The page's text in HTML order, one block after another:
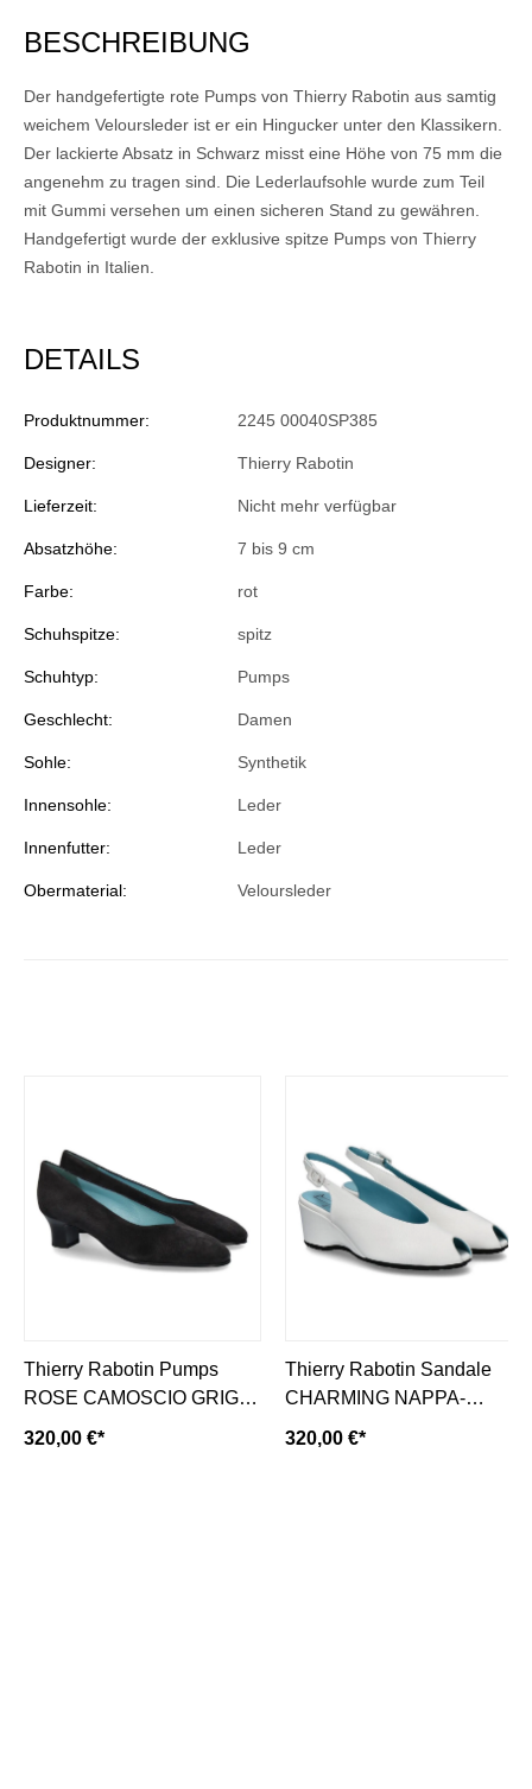
BESCHREIBUNG
Der handgefertigte rote Pumps von Thierry Rabotin aus samtig
weichem Veloursleder ist er ein Hingucker unter den Klassikern.
Der lackierte Absatz in Schwarz misst eine Höhe von 75 mm die
angenehm zu tragen sind. Die Lederlaufsohle wurde zum Teil
mit Gummi versehen um einen sicheren Stand zu gewähren.
Handgefertigt wurde der exklusive spitze Pumps von Thierry
Rabotin in Italien.
DETAILS
Produktnummer: 2245 00040SP385
Designer: Thierry Rabotin
Lieferzeit: Nicht mehr verfügbar
Absatzhöhe: 7 bis 9 cm
Farbe: rot
Schuhspitze: spitz
Schuhtyp: Pumps
Geschlecht: Damen
Sohle: Synthetik
Innensohle: Leder
Innenfutter: Leder
Obermaterial: Veloursleder
Thierry Rabotin Pumps
ROSE CAMOSCIO GRIGIO
(36)
320,00 €*
Thierry Rabotin Sandale
CHARMING NAPPA-
bianco/ weiss
320,00 €*